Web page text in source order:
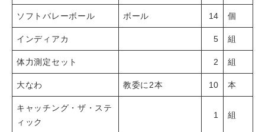
ソフトバレーボール ボール 14 個
インディアカ 5 組
体力測定セット 2 組
大なわ 教委に2本 10 本
キャッチング・ザ・ステ
ィック
1 組